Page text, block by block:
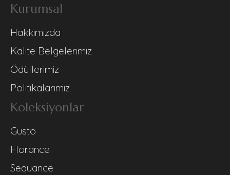
Kurumsal
Hakkımızda
Kalite Belgelerimiz
Ödüllerimiz
Politikalarımız
Koleksiyonlar
Gusto
Florance
Sequance